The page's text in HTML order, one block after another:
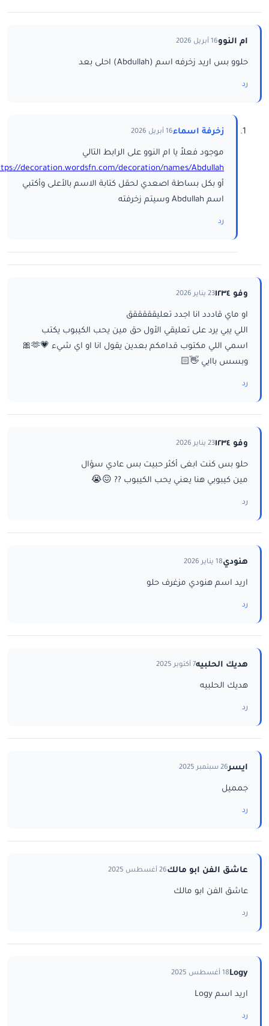
ام النوو16 أبريل 2026
حلوو بس اريد زخرفه اسم (Abdullah) احلى بعد
رد
زخرفة اسماء16 أبريل 2026
موجود فعلاً يا ام النوو على الرابط التالي
decoration.wordsfn.com/decoration/names/Abdullah/
أو بكل بساطة اصعدي لحقل كتابة الاسم بالأعلى وأكتبي
اسم Abdullah وسيتم زخرفته
رد
وفو ١٢٣٤ 23 يناير 2026
او ماي قاددد انا اجدد تعليقققققق
اللي يبي يرد على تعليقي الأول حق مين يحب الكيبوب يكتب
اسمي اللي مكتوب قدامكم بعدين يقول انا او اي شيء 💗🫶🎀
وبسس باايي 👋🏻
رد
وفو ١٢٣٤ 23 يناير 2026
حلو بس كنت ابغى أكثر حبيت بس عادي سؤال
مين كيبوبي هنا يعني يحب الكيبوب ?? 😖😭
رد
هنودي18 يناير 2026
اريد اسم هنودي مزغرف حلو
رد
هديك الحلبيه7 أكتوبر 2025
هديك الحلبيه
رد
ايسر26 سبتمبر 2025
جمميل
رد
عاشق الفن ابو مالك26 أغسطس 2025
عاشق الفن ابو مالك
رد
Logy18 أغسطس 2025
اريد اسم Logy
رد